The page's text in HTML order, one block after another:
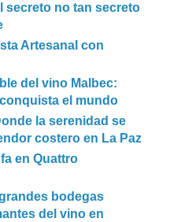
secreto no tan secreto
Artesanal con
del vino Malbec:
el mundo
la serenidad se
costero en La Paz
en Quattro
bodegas
del vino en